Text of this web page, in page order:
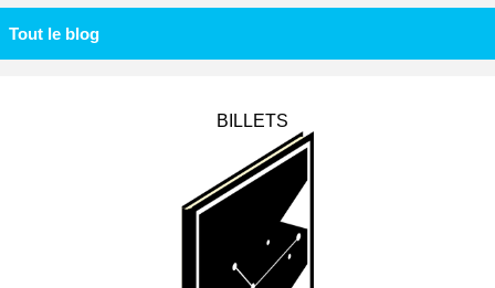
Tout le blog
BILLETS